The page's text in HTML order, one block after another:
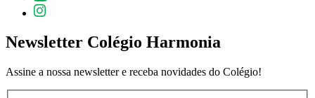
Newsletter Colégio Harmonia
Assine a nossa newsletter e receba novidades do Colégio!